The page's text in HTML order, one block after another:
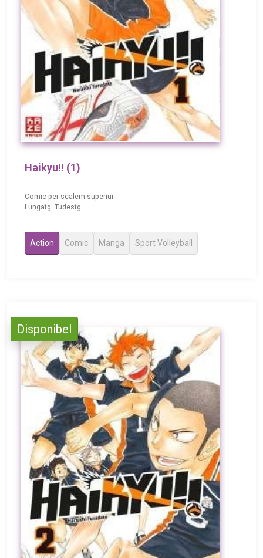
Haikyu!! (1)
Comic per scalem superiur
Lungatg: Tudestg
Action Comic Manga Sport Volleyball
Disponibel